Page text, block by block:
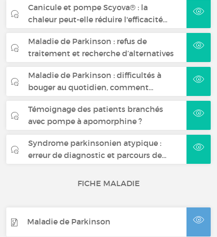
Canicule et pompe Scyova® : la
chaleur peut-elle réduire l'efficacité…
Maladie de Parkinson : refus de
traitement et recherche d’alternatives
Maladie de Parkinson : difficultés à
bouger au quotidien, comment…
Témoignage des patients branchés
avec pompe à apomorphine ?
Syndrome parkinsonien atypique :
erreur de diagnostic et parcours de…
FICHE MALADIE
Maladie de Parkinson